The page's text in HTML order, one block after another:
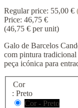
Regular price: 55,00 €
Price: 46,75 €
(46,75 € per unit)
Galo de Barcelos
com pintura tradicional
peça icónica para
Cor
: Preto
Cor - Preto